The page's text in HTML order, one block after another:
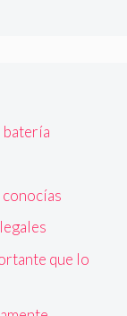
batería
conocías
que lo